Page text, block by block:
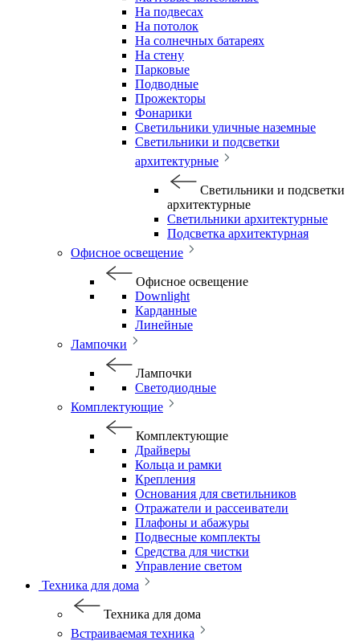
На подвесах
На потолок
На солнечных батареях
На стену
Парковые
Подводные
Прожекторы
Фонарики
Светильники уличные наземные
Светильники и подсветки
архитектурные
Светильники и подсветки
архитектурные
Светильники архитектурные
Подсветка архитектурная
Офисное освещение
Офисное освещение
Downlight
Карданные
Линейные
Лампочки
Лампочки
Светодиодные
Комплектующие
Комплектующие
Драйверы
Кольца и рамки
Крепления
Основания для светильников
Отражатели и рассеиватели
Плафоны и абажуры
Подвесные комплекты
Средства для чистки
Управление светом
Техника для дома
Техника для дома
Встраиваемая техника